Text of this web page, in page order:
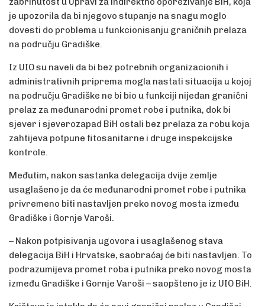
je upozorila da bi njegovo stupanje na snagu moglo
dovesti do problema u funkcionisanju graničnih prelaza
na području Gradiške.
Iz UIO su naveli da bi bez potrebnih organizacionih i
administrativnih priprema mogla nastati situacija u kojoj
na području Gradiške ne bi bio u funkciji nijedan granični
prelaz za međunarodni promet robe i putnika, dok bi
sjever i sjeverozapad BiH ostali bez prelaza za robu koja
zahtijeva potpune fitosanitarne i druge inspekcijske
kontrole.
Međutim, nakon sastanka delegacija dvije zemlje
usaglašeno je da će međunarodni promet robe i putnika
privremeno biti nastavljen preko novog mosta između
Gradiške i Gornje Varoši.
– Nakon potpisivanja ugovora i usaglašenog stava
delegacija BiH i Hrvatske, saobraćaj će biti nastavljen. To
podrazumijeva promet roba i putnika preko novog mosta
između Gradiške i Gornje Varoši – saopšteno je iz UIO BiH.